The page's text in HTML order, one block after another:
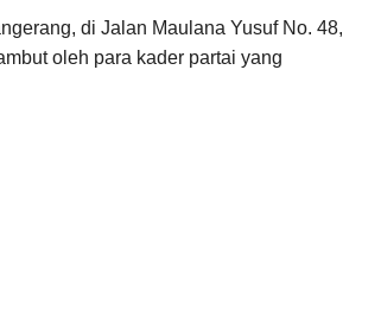
di Jalan Maulana Yusuf No. 48,
oleh para kader partai yang